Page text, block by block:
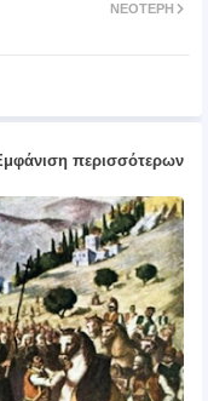
ΝΕΌΤΕΡΗ
περισσότερων